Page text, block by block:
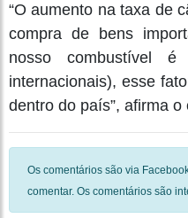
“O aumento na taxa de
compra de bens
nosso combustível é
internacionais), esse
dentro do país”, afirma o
Os comentários são via
comentar. Os comentários são